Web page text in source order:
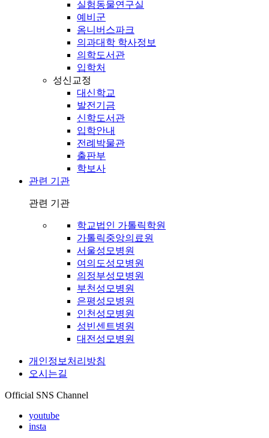
실험동물연구실
예비군
옴니버스파크
의과대학 학사정보
의학도서관
입학처
성신교정
대신학교
발전기금
신학도서관
입학안내
전례박물관
출판부
학보사
관련 기관
관련 기관
학교법인 가톨릭학원
가톨릭중앙의료원
서울성모병원
여의도성모병원
의정부성모병원
부천성모병원
은평성모병원
인천성모병원
성빈센트병원
대전성모병원
개인정보처리방침
오시는길
Official SNS Channel
youtube
insta